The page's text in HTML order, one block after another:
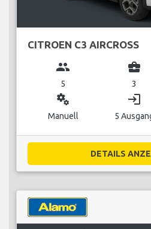
CITROEN C3 AIRCROSS
group
5
business_center
3
miscellaneous_services
Manuell
login
5
DETAILS